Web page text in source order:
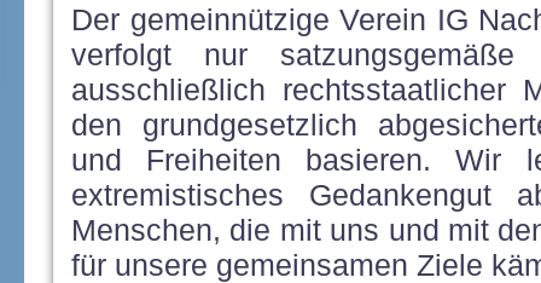
Der gemeinnützige Verein IG
verfolgt nur
ausschließlich rechtsstaatlicher
den grundgesetzlich
und Freiheiten basieren. Wir
extremistisches
Menschen, die mit uns und mit
für unsere gemeinsamen Ziele